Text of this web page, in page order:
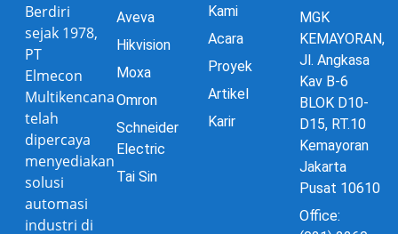
Berdiri
sejak 1978,
PT
Elmecon
Multikencana
telah
dipercaya
menyediakan
solusi
automasi
industri di
Aveva
Hikvision
Moxa
Omron
Schneider
Electric
Tai Sin
Kami
Acara
Proyek
Artikel
Karir
MGK
KEMAYORAN,
Jl. Angkasa
Kav B-6
BLOK D10-
D15, RT.10
Kemayoran
Jakarta
Pusat 10610
Office: